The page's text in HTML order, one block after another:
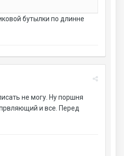
бутылки по длинне
не могу. Ну поршня
и все. Перед